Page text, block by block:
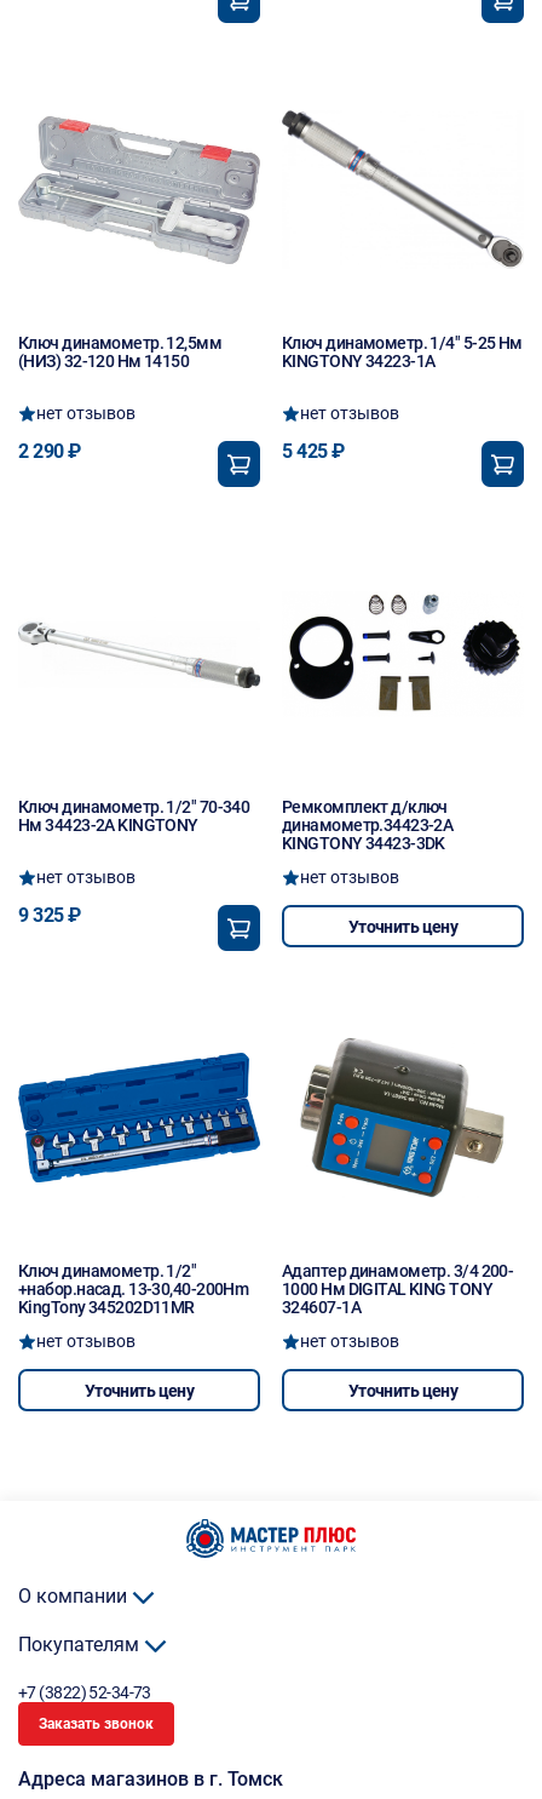
Ключ динамометр. 12,5мм
(НИЗ) 32-120 Нм 14150
нет отзывов
2 290 ₽
Ключ динамометр. 1/4" 5-25 Нм
KINGTONY 34223-1A
нет отзывов
5 425 ₽
Ключ динамометр. 1/2" 70-340
Hм 34423-2A KINGTONY
нет отзывов
9 325 ₽
Ремкомплект д/ключ
динамометр.34423-2A
KINGTONY 34423-3DK
нет отзывов
Уточнить цену
Ключ динамометр. 1/2"
+набор.насад. 13-30,40-200Hm
KingTony 345202D11MR
нет отзывов
Уточнить цену
Адаптер динамометр. 3/4 200-
1000 Нм DIGITAL KING TONY
324607-1А
нет отзывов
Уточнить цену
О компании
Покупателям
+7 (3822) 52-34-73
Заказать звонок
Адреса магазинов в г. Томск